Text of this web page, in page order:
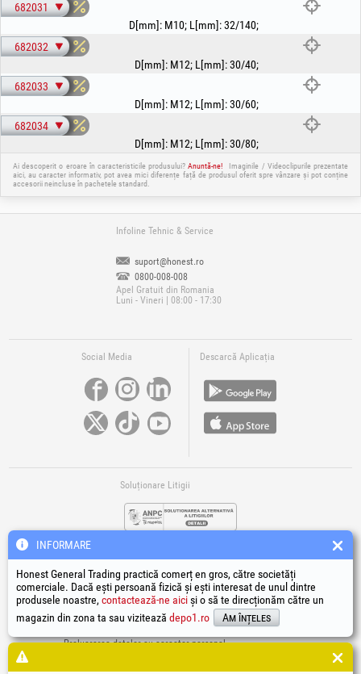
682031
D[mm]: M10; L[mm]:32/140;
682032
D[mm]: M12; L[mm]:30/40;
682033
D[mm]: M12; L[mm]:30/60;
682034
D[mm]: M12; L[mm]:30/80;
Ai descoperit o eroare în caracteristicile produsului?Anuntă-ne!
Imaginile / Videoclipurile prezentate
aici, au caracter informativ, pot avea mici diferențe față de produsul oferit spre vânzare și pot conține
accesorii neincluse în pachetele standard.
Infoline Tehnic & Service
suport@honest.ro
0800-008-008
Apel Gratuit din Romania
Luni - Vineri | 08:00 - 17:30
Social Media Descarcă Aplicația
Soluționare Litigii
Legături Utile
Prelucrarea datelor cu caracter personal
INFORMARE
Honest General Trading practică comerț en gros, către societăți
comerciale. Dacă ești persoană fizică și ești interesat de unul dintre
produsele noastre, contactează-ne aiciși o să te direcționăm către un
magazin din zona ta sau vizitează depo1.ro Am înțeles